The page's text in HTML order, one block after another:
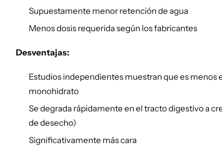
Supuestamente menor retención de agua
Menos dosis requerida según los fabricantes
Desventajas:
Estudios independientes muestran que es menos
monohidrato
Se degrada rápidamente en el tracto digestivo a
de desecho)
Significativamente más cara